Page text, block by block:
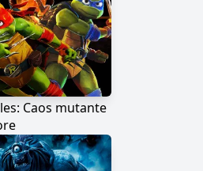
Caos mutante